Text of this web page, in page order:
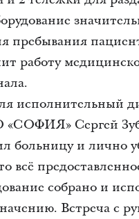
пребывания
работу
исполнительный
Сергей
больницу и лично
всё
собрано и
Встреча с